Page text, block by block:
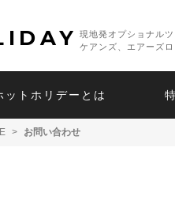
現地発オプショナル
ケアンズ、エアーズ
ットホリデーとは
> お問い合わせ